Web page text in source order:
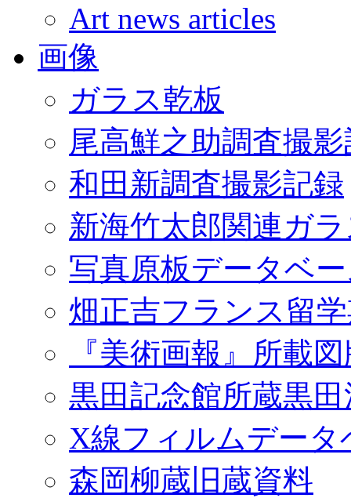
Art news articles
画像
ガラス乾板
尾高鮮之助調査撮
和田新調査撮影記録
新海竹太郎関連ガ
写真原板データベ
畑正吉フランス留
『美術画報』所載
黒田記念館所蔵黒
X線フィルムデータ
森岡柳蔵旧蔵資料